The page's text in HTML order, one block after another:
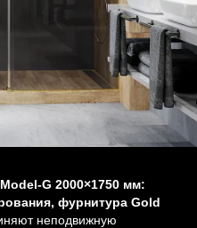
G 2000×1750 мм:
фурнитура Gold
неподвижную